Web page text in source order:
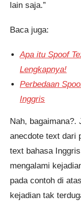
lain saja.”
Baca juga:
Apa itu Spoof
Lengkapnya!
Perbedaan
Inggris
Nah, bagaimana?.
anecdote text dari
text bahasa
mengalami
pada contoh di
kejadian tak